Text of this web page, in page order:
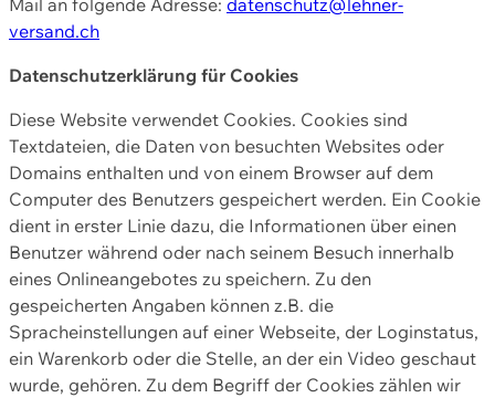
versand.ch
Datenschutzerklärung für Cookies
Diese Website verwendet Cookies. Cookies sind
Textdateien, die Daten von besuchten Websites oder
Domains enthalten und von einem Browser auf dem
Computer des Benutzers gespeichert werden. Ein Cookie
dient in erster Linie dazu, die Informationen über einen
Benutzer während oder nach seinem Besuch innerhalb
eines Onlineangebotes zu speichern. Zu den
gespeicherten Angaben können z.B. die
Spracheinstellungen auf einer Webseite, der Loginstatus,
ein Warenkorb oder die Stelle, an der ein Video geschaut
wurde, gehören. Zu dem Begriff der Cookies zählen wir